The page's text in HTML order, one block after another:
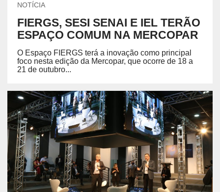
NOTÍCIA
FIERGS, SESI SENAI E IEL TERÃO
ESPAÇO COMUM NA MERCOPAR
O Espaço FIERGS terá a inovação como principal
foco nesta edição da Mercopar, que ocorre de 18 a
21 de outubro...